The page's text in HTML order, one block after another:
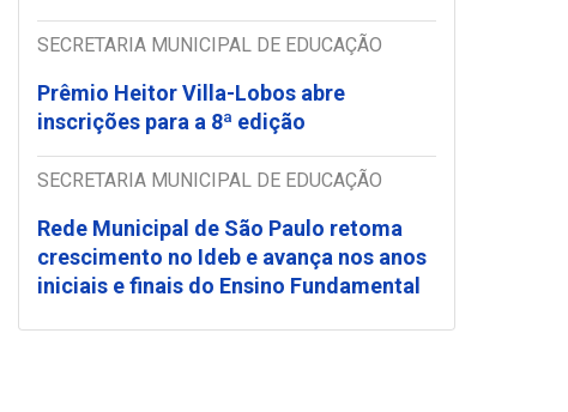
SECRETARIA MUNICIPAL DE EDUCAÇÃO
Prêmio Heitor Villa-Lobos abre
inscrições para a 8ª edição
SECRETARIA MUNICIPAL DE EDUCAÇÃO
Rede Municipal de São Paulo retoma
crescimento no Ideb e avança nos anos
iniciais e finais do Ensino Fundamental